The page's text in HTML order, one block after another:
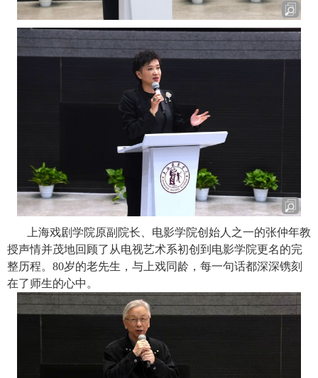
上海戏剧学院原副院长、电影学院创始人之一的张仲年教
授声情并茂地回顾了从电视艺术系初创到电影学院更名的完
整历程。 80岁的老先生，与上戏同龄，每一句话都深深镌刻
在了师生的心中。